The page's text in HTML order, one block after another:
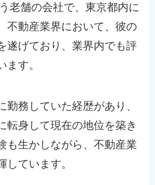
老舗の会社で、東京都内に
不動産業界において、彼の
遂げており、業界内でも評
ます。
勤務していた経歴があり、
転身して現在の地位を築き
も生かしながら、不動産業
しています。